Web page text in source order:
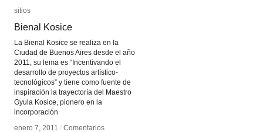
sitios
Bienal Kosice
La Bienal Kosice se realiza en la
Ciudad de Buenos Aires desde el año
2011, su lema es “Incentivando el
desarrollo de proyectos artístico-
tecnológicos” y tiene como fuente de
inspiración la trayectoría del Maestro
Gyula Kosice, pionero en la
incorporación
enero 7, 2011 / Comentarios
sitios
Bienal Kosice
enero 7, 2011 / Comentarios